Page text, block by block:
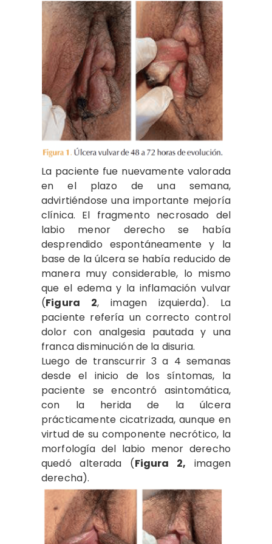
La paciente fue nuevamente valorada
en el plazo de una semana,
advirtiéndose una importante mejoría
clínica. El fragmento necrosado del
labio menor derecho se había
desprendido espontáneamente y la
base de la úlcera se había reducido de
manera muy considerable, lo mismo
que el edema y la inflamación vulvar
(Figura 2, imagen izquierda). La
paciente refería un correcto control
dolor con analgesia pautada y una
franca disminución de la disuria.
Luego de transcurrir 3 a 4 semanas
desde el inicio de los síntomas, la
paciente se encontró asintomática,
con la herida de la úlcera
prácticamente cicatrizada, aunque en
virtud de su componente necrótico, la
morfología del labio menor derecho
quedó alterada (Figura 2, imagen
derecha).